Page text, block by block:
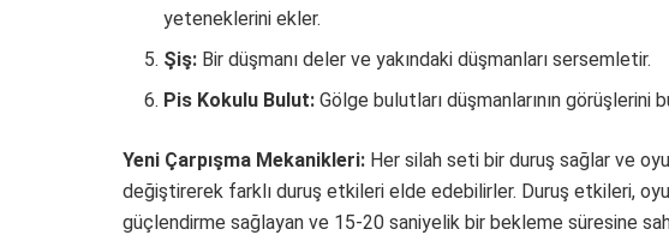
yeteneklerini ekler.
Şiş: Bir düşmanı deler ve yakındaki düşmanları sersemletir.
Pis Kokulu Bulut: Gölge bulutları düşmanlarının görüşlerini
Yeni Çarpışma Mekanikleri: Her silah seti bir duruş sağlar ve
değiştirerek farklı duruş etkileri elde edebilirler. Duruş etkileri,
güçlendirme sağlayan ve 15-20 saniyelik bir bekleme süresine